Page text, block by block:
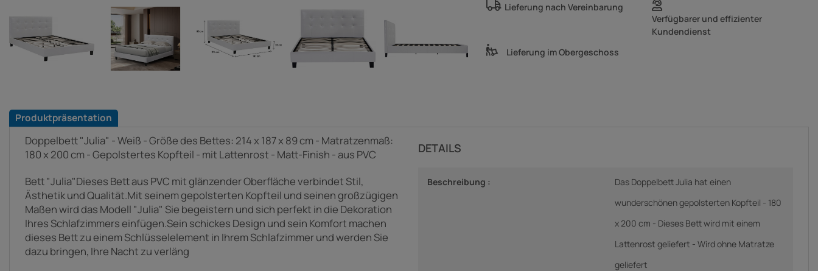
Lieferung nach Vereinbarung
Verfügbarer und effizienter
Kundendienst
Lieferung im Obergeschoss
Produktpräsentation
Doppelbett "Julia" - Weiß - Größe des Bettes: 214 x 187 x 89 cm - Matratzenmaß:
180 x 200 cm - Gepolstertes Kopfteil - mit Lattenrost - Matt-Finish - aus PVC
Bett "Julia"Dieses Bett aus PVC mit glänzender Oberfläche verbindet Stil,
Ästhetik und Qualität.Mit seinem gepolsterten Kopfteil und seinen großzügigen
Maßen wird das Modell "Julia" Sie begeistern und sich perfekt in die Dekoration
Ihres Schlafzimmers einfügen.Sein schickes Design und sein Komfort machen
dieses Bett zu einem Schlüsselelement in Ihrem Schlafzimmer und werden Sie
dazu bringen, Ihre Nacht zu verläng
DETAILS
Beschreibung :
Das Doppelbett Julia hat einen
wunderschönen gepolsterten Kopfteil - 180
x 200 cm - Dieses Bett wird mit einem
Lattenrost geliefert - Wird ohne Matratze
geliefert